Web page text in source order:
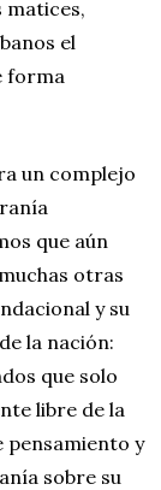
matices,
el
forma
un complejo
que aún
otras
y su
la nación:
que solo
libre de la
pensamiento y
sobre su